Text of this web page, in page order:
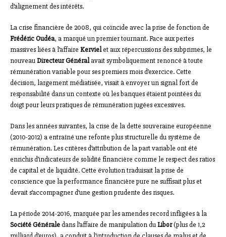
d’alignement des intérêts.
La crise financière de 2008, qui coïncide avec la prise de fonction de
Frédéric Oudéa, a marqué un premier tournant. Face aux pertes
massives liées à l’affaire Kervielet aux répercussions des subprimes, le
nouveauDirecteur Généralavait symboliquement renoncé à toute
rémunération variable pour ses premiers mois d’exercice. Cette
décision, largement médiatisée, visait à envoyer un signal fort de
responsabilité dans un contexte où les banques étaient pointées du
doigt pour leurs pratiques de rémunération jugées excessives.
Dans les années suivantes, la crise de la dette souveraine européenne
(2010-2012) a entraîné une refonte plus structurelle du système de
rémunération. Les critères d’attribution de la part variable ont été
enrichis d’indicateurs de solidité financière comme le respect des ratios
de capital et de liquidité. Cette évolution traduisait la prise de
conscience que la performance financière pure ne suffisait plus et
devait s’accompagner d’une gestion prudente des risques.
La période 2014-2016, marquée par les amendes record infligées à la
Société Généraledans l’affaire de manipulation duLibor(plus de 1,2